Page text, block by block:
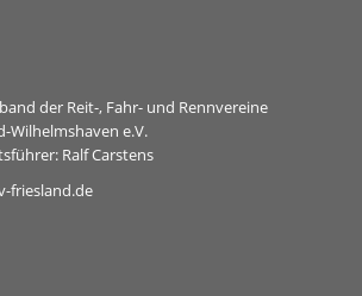
der Reit-, Fahr- und Rennvereine
Wilhelmshaven e.V.
Ralf Carstens
friesland.de